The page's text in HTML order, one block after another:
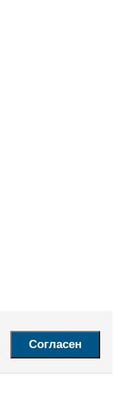
Согласен